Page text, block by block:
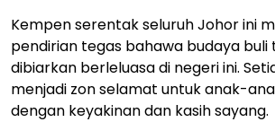
Kempen serentak seluruh Johor ini
pendirian tegas bahawa budaya buli
dibiarkan berleluasa di negeri ini.
menjadi zon selamat untuk anak-
dengan keyakinan dan kasih sayang.